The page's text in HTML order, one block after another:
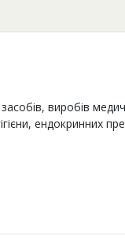
виробів
ендокринних